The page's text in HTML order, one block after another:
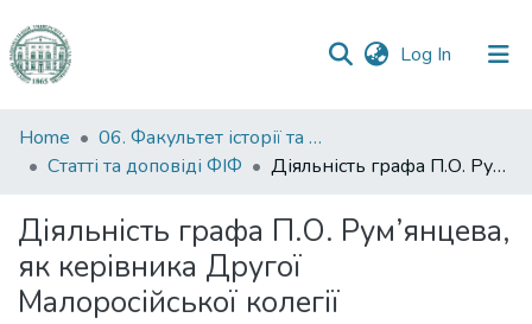
Log In (current)
Communities
&
All of DSpace
Statistics
Home
06. Факультет історії та філософії
Статті та доповіді ФІФ
Діяльність графа П.О. Рум’янцева, як керівника Другої Малоросійської колегії
Діяльність графа П.О. Рум’янцева,
як керівника Другої
Малоросійської колегії